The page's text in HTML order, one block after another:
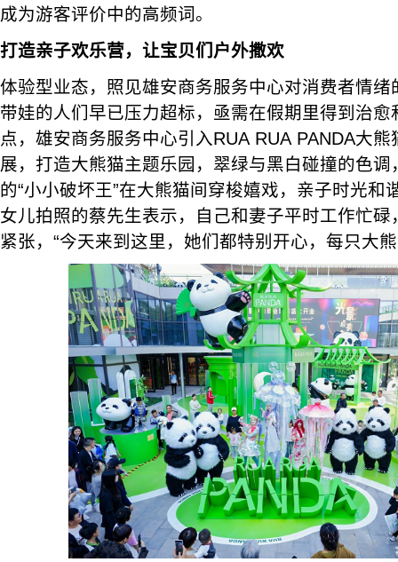
成为游客评价中的高频词。
打造亲子欢乐营，让宝贝们户外撒欢
体验型业态，照见雄安商务服务中心对消费者情
带娃的人们早已压力超标，亟需在假期里得到治
点，雄安商务服务中心引入RUA RUA PANDA大
展，打造大熊猫主题乐园，翠绿与黑白碰撞的色
的“小小破坏王”在大熊猫间穿梭嬉戏，亲子时光和
女儿拍照的蔡先生表示，自己和妻子平时工作忙
紧张，“今天来到这里，她们都特别开心，每只大